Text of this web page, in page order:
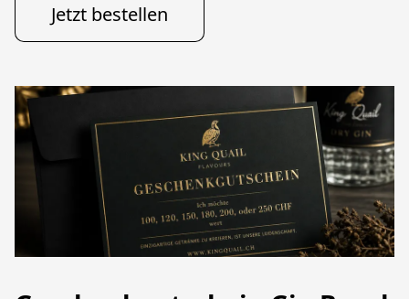
Jetzt bestellen